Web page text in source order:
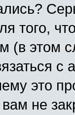
того,
(в этом
это
не